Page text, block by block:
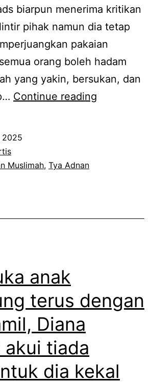
biarpun menerima kritikan
pihak namun dia tetap
pakaian
orang boleh hadam
yang yakin, bersukan, dan
Continue reading
a
a
e
2025
Muslimah, Tya Adnan
anak
terus dengan
Diana
akui tiada
dia kekal